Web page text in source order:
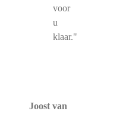
voor
u
klaar."
Joost van